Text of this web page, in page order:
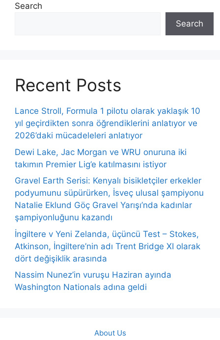
Search
Search
Recent Posts
Lance Stroll, Formula 1 pilotu olarak yaklaşık 10
yıl geçirdikten sonra öğrendiklerini anlatıyor ve
2026’daki mücadeleleri anlatıyor
Dewi Lake, Jac Morgan ve WRU onuruna iki
takımın Premier Lig’e katılmasını istiyor
Gravel Earth Serisi: Kenyalı bisikletçiler erkekler
podyumunu süpürürken, İsveç ulusal şampiyonu
Natalie Eklund Göç Gravel Yarışı’nda kadınlar
şampiyonluğunu kazandı
İngiltere v Yeni Zelanda, üçüncü Test – Stokes,
Atkinson, İngiltere’nin adı Trent Bridge XI olarak
dört değişiklik arasında
Nassim Nunez’in vuruşu Haziran ayında
Washington Nationals adına geldi
About Us